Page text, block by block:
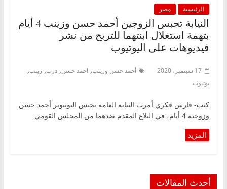
الرئيسية مصر
النيابة تحبس الزوجين أحمد حسن وزينب 4 أيام
بتهمة استغلال ابنتهما للتربح من نشر
فيديوهات على اليوتيوب
17 سبتمبر، 2020 أحمد حسن وزينب, احمد حسن, درب, زينب,
يوتيوب
كتب- فارس فكري أمرت النيابة العامة بحبس اليوتيوبر أحمد حسن
وزوجته 4 أيام، في البلاغ المقدم ضدهما من المجلس القومي
أحدث المقالات